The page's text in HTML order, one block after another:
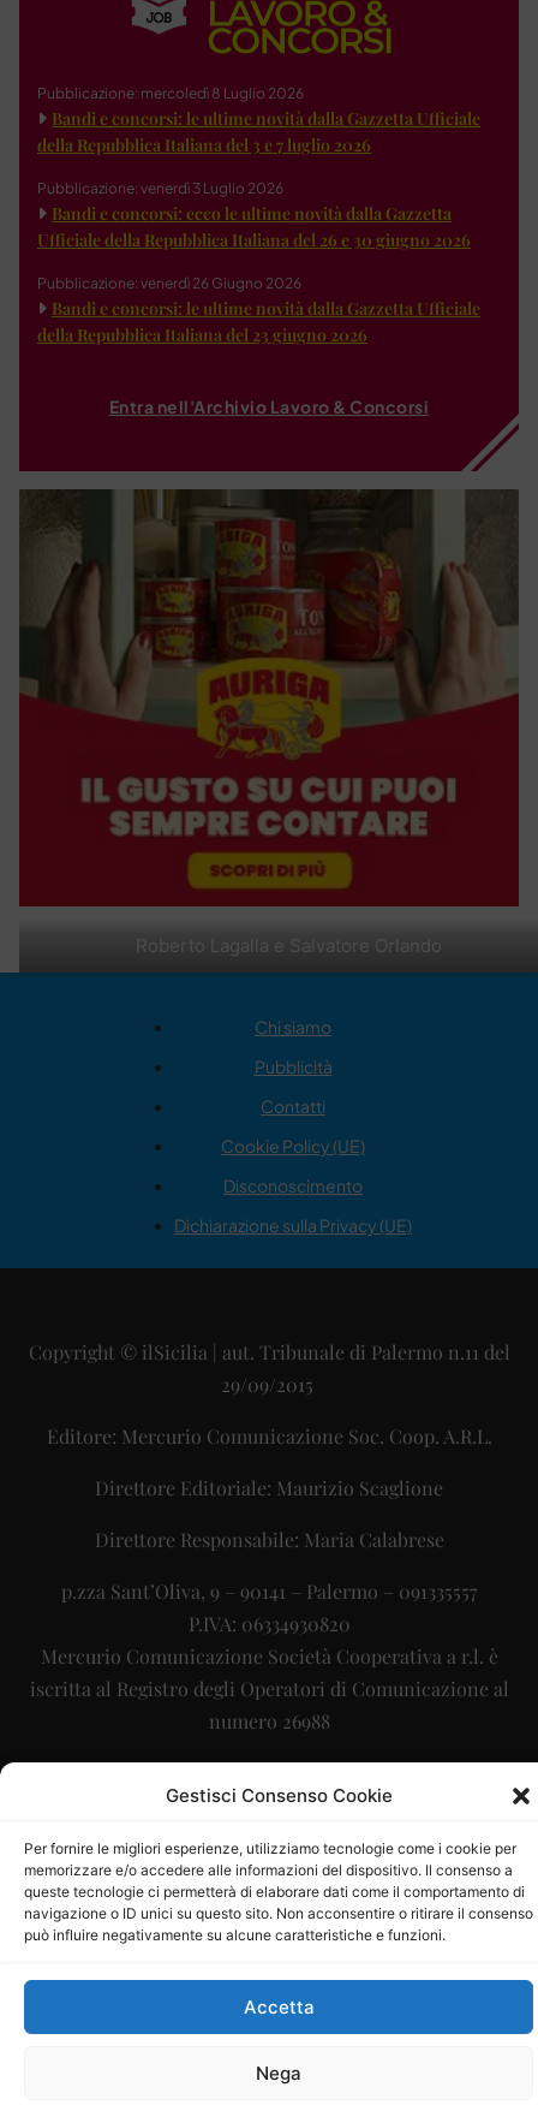
Gestisci Consenso Cookie
Per fornire le migliori esperienze, utilizziamo tecnologie come i cookie per
memorizzare e/o accedere alle informazioni del dispositivo. Il consenso a
queste tecnologie ci permetterà di elaborare dati come il comportamento di
navigazione o ID unici su questo sito. Non acconsentire o ritirare il consenso
può influire negativamente su alcune caratteristiche e funzioni.
Accetta
Nega
Roberto Lagalla e Salvatore Orlando
Pubblicazione: mercoledì 8 Luglio 2026
Bandi e concorsi: le ultime novità dalla Gazzetta Ufficiale
della Repubblica Italiana del 3 e 7 luglio 2026
Pubblicazione: venerdì 3 Luglio 2026
Bandi e concorsi: ecco le ultime novità dalla Gazzetta
Ufficiale della Repubblica Italiana del 26 e 30 giugno 2026
Pubblicazione: venerdì 26 Giugno 2026
Bandi e concorsi: le ultime novità dalla Gazzetta Ufficiale
della Repubblica Italiana del 23 giugno 2026
Entra nell'Archivio Lavoro & Concorsi
Chi siamo
Pubblicità
Contatti
Cookie Policy (UE)
Disconoscimento
Dichiarazione sulla Privacy (UE)
Copyright © ilSicilia | aut. Tribunale di Palermo n.11 del
29/09/2015
Editore: Mercurio Comunicazione Soc. Coop. A.R.L.
Direttore Editoriale: Maurizio Scaglione
Direttore Responsabile: Maria Calabrese
p.zza Sant’Oliva, 9 – 90141 – Palermo – 091335557
P.IVA: 06334930820
Mercurio Comunicazione Società Cooperativa a r.l. è
iscritta al Registro degli Operatori di Comunicazione al
numero 26988